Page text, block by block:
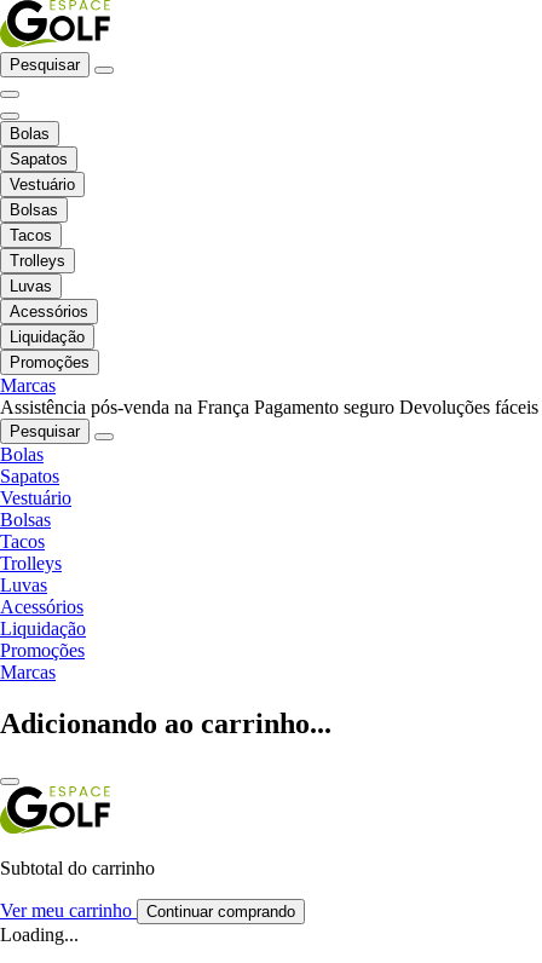
Pesquisar
Bolas
Sapatos
Vestuário
Bolsas
Tacos
Trolleys
Luvas
Acessórios
Liquidação
Promoções
Marcas
Assistência pós-venda na França Pagamento seguro Devoluções fáceis
Pesquisar
Bolas
Sapatos
Vestuário
Bolsas
Tacos
Trolleys
Luvas
Acessórios
Liquidação
Promoções
Marcas
Adicionando ao carrinho...
Subtotal do carrinho
Ver meu carrinho Continuar comprando
Loading...